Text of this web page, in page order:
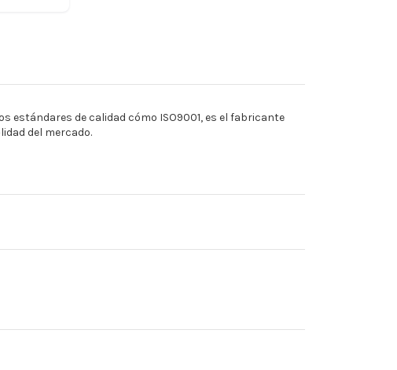
estándares de calidad cómo ISO9001, es el fabricante
del mercado.